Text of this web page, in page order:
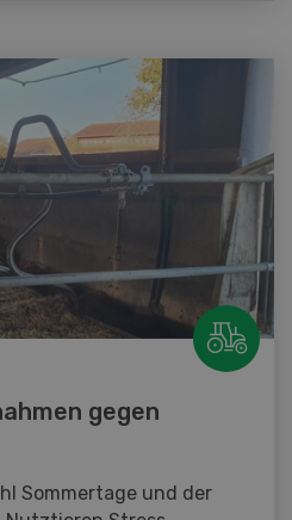
gegen
Sommertage und der